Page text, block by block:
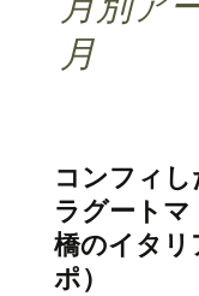
月
コンフィ
ラグートマ
橋のイタ
ポ）